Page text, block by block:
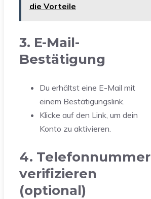
die Vorteile
3. E-Mail-
Bestätigung
Du erhältst eine E-Mail mit
einem Bestätigungslink.
Klicke auf den Link, um dein
Konto zu aktivieren.
4. Telefonnummer
verifizieren
(optional)